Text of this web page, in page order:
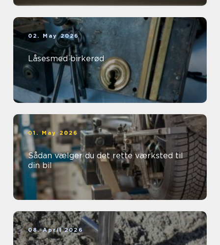
02. May 2026
Låsesmed birkerød
01. May 2026
Sådan vælger du det rette værksted til
din bil
08. April 2026